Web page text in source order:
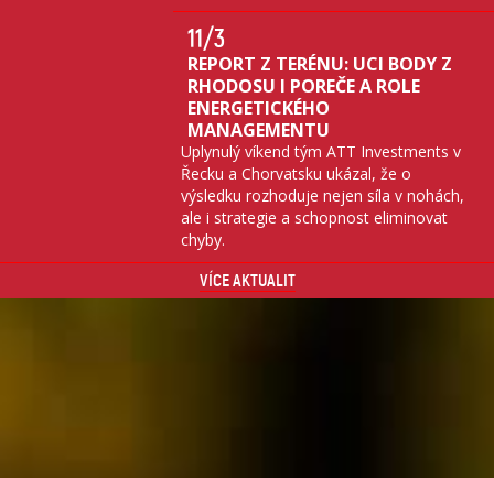
11/3
REPORT Z TERÉNU: UCI BODY Z
RHODOSU I POREČE A ROLE
ENERGETICKÉHO
MANAGEMENTU
Uplynulý víkend tým ATT Investments v
Řecku a Chorvatsku ukázal, že o
výsledku rozhoduje nejen síla v nohách,
ale i strategie a schopnost eliminovat
chyby.
VÍCE AKTUALIT